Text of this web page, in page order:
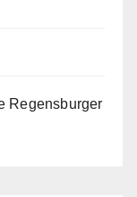
Regensburger